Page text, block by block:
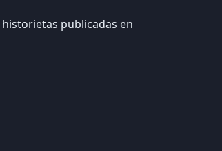
publicadas en